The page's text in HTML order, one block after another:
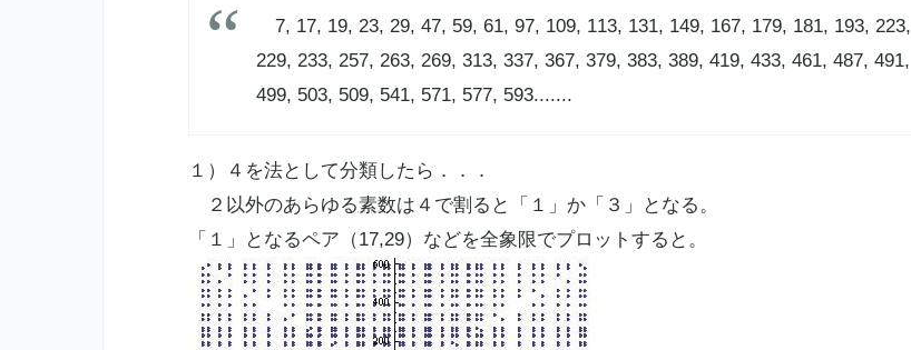
7, 17, 19, 23, 29, 47, 59, 61, 97, 109, 113, 131, 149, 167, 179, 181, 193, 223,
229, 233, 257, 263, 269, 313, 337, 367, 379, 383, 389, 419, 433, 461, 487, 491,
499, 503, 509, 541, 571, 577, 593.......
１）４を法として分類したら．．．
２以外のあらゆる素数は４で割ると「１」か「３」となる。
「１」となるペア（17,29）などを全象限でプロットすると。